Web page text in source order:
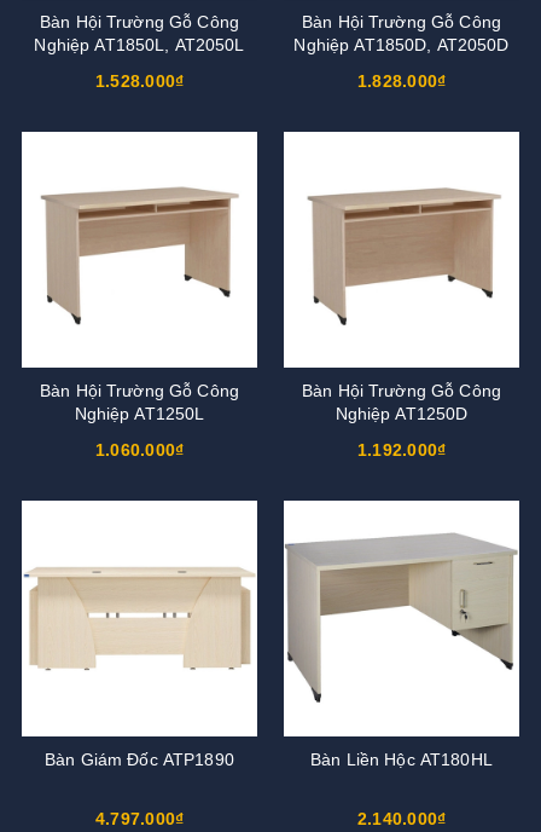
Bàn Hội Trường Gỗ Công
Nghiệp AT1850L, AT2050L
1.528.000₫
Bàn Hội Trường Gỗ Công
Nghiệp AT1850D, AT2050D
1.828.000₫
Bàn Hội Trường Gỗ Công
Nghiệp AT1250L
1.060.000₫
Bàn Hội Trường Gỗ Công
Nghiệp AT1250D
1.192.000₫
Bàn Giám Đốc ATP1890
4.797.000₫
Bàn Liền Hộc AT180HL
2.140.000₫